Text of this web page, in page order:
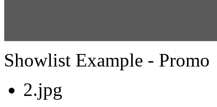
Showlist Example - Promo
2.jpg